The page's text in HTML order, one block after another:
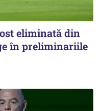
eliminată din
în preliminariile